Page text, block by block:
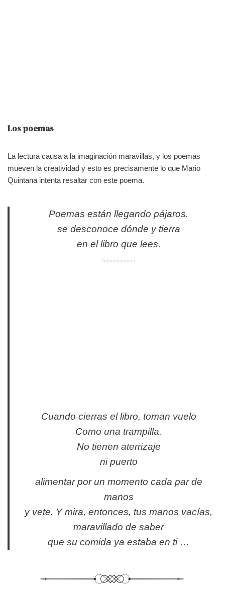
Los poemas
La lectura causa a la imaginación maravillas, y los poemas
mueven la creatividad y esto es precisamente lo que Mario
Quintana intenta resaltar con este poema.
Poemas están llegando pájaros.
se desconoce dónde y tierra
en el libro que lees.
Advertisement
Cuando cierras el libro, toman vuelo
Como una trampilla.
No tienen aterrizaje
ni puerto
alimentar por un momento cada par de
manos
y vete. Y mira, entonces, tus manos vacías,
maravillado de saber
que su comida ya estaba en ti …